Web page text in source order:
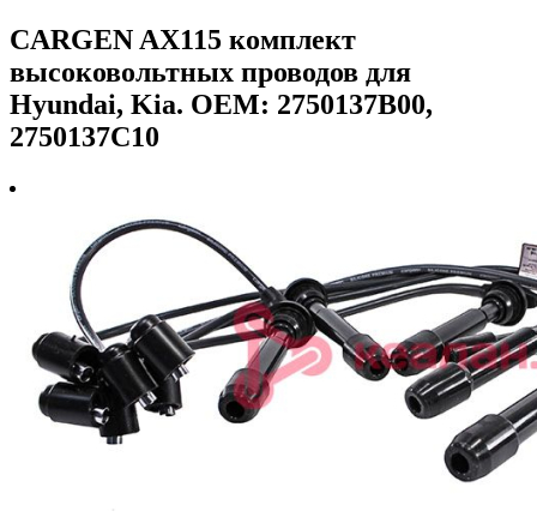
CARGEN AX115 комплект
высоковольтных проводов для
Hyundai, Kia. OEM: 2750137B00,
2750137C10